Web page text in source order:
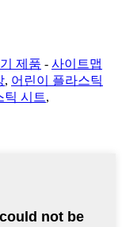
제품 - 사이트맵
, 어린이 플라스틱
틱 시트,